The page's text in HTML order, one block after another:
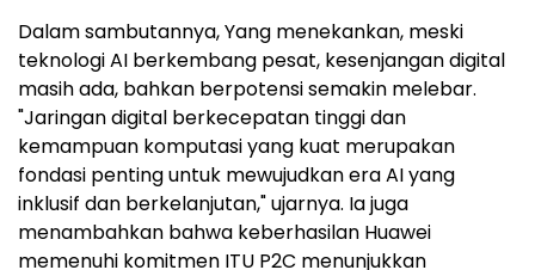
Dalam sambutannya, Yang menekankan, meski
teknologi AI berkembang pesat, kesenjangan digital
masih ada, bahkan berpotensi semakin melebar.
"Jaringan digital berkecepatan tinggi dan
kemampuan komputasi yang kuat merupakan
fondasi penting untuk mewujudkan era AI yang
inklusif dan berkelanjutan," ujarnya. Ia juga
menambahkan bahwa keberhasilan Huawei
memenuhi komitmen ITU P2C menunjukkan